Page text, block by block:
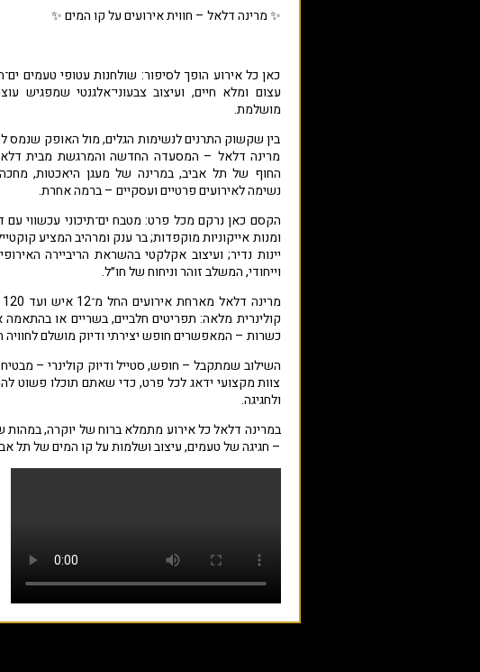
✨ מרינה דלאל – חווית אירועים על קו המים ✨
כאן כל אירוע הופך לסיפור: שולחנות עטופי טעמים
עצום ומלא חיים, ועיצוב צבעוני־אלגנטי שמפגיש
מושלמת.
בין שקשוק התרנים לנשימות הגלים, מול האופק שנמס
מרינה דלאל – המסעדה החדשה והמרגשת מבית
החוף של תל אביב, במרינה של מעגן היאכטות,
נשימה לאירועים פרטיים ועסקיים – ברמה אחרת.
הקסם כאן נרקם מכל פרט: מטבח ים־תיכוני עכשווי עם
ומנות אייקוניות מוקפדות; בר ענק ומרהיב המציע
יינות נדיר; ועיצוב אקלקטי בהשראת הריביירה
וייחודי, המשלב זוהר וניחוח של חו״ל.
קולינרית מלאה: תפריטים חלביים, בשריים או
כשרות – המאפשרים חופש יצירתי ודיוק מושלם
השילוב שמתקבל – חופש, סטייל ודיוק קולינרי –
צוות מקצועי ידאג לכל פרט, כדי שאתם תוכלו פשוט
ולחגיגה.
במרינה דלאל כל אירוע מתמלא ברוח של יוקרה, במהות
– חגיגה של טעמים, עיצוב ושלמות על קו המים של תל